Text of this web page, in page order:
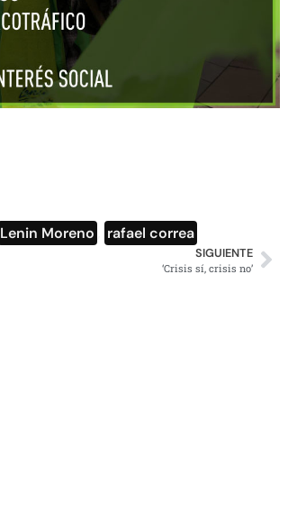
Lenin Moreno rafael correa
SIGUIENTE
‘Crisis sí, crisis no’